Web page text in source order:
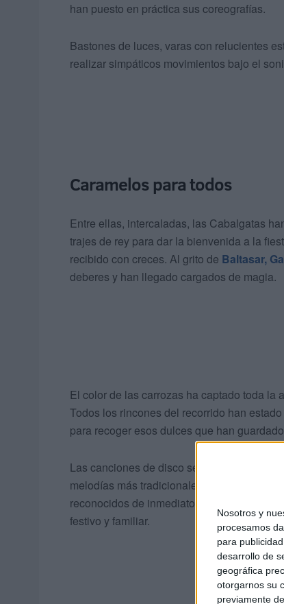
Nosotros y
procesamos
para
desarrollo de
geográfica
otorgarnos su
previamente
han puesto en práctica sus coreografías.
Bastones de luces, varas con relucientes
realizar simpáticos movimientos bajo el
Caramelos para todos
Entre ellas, intercaladas, las Cabalgatas
trajes de rey para dar la bienvenida a la
recibido con creces. Al grito de Baltasar,
deberes y han llegado cargados de magia.
El color de las carrozas ha captado toda la
Todos los rincones del recorrido han
para recoger esos dulces que han
Las canciones de disco se han alternado
melodías más tradicionales de la
reconocidos de inmediato por los vecinos
festivo y familiar.